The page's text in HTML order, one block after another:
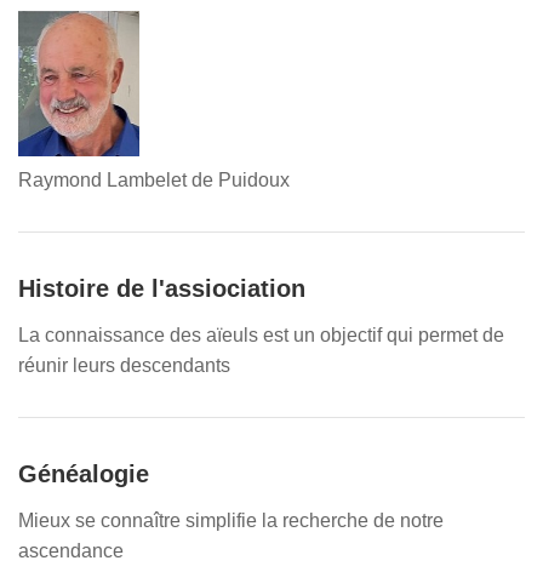
Raymond Lambelet de Puidoux
Histoire de l'assiociation
La connaissance des aïeuls est un objectif qui permet de
réunir leurs descendants
Généalogie
Mieux se connaître simplifie la recherche de notre
ascendance